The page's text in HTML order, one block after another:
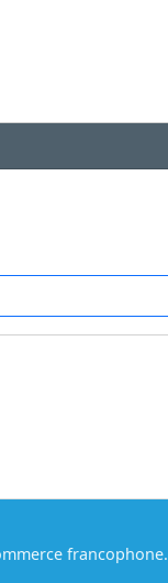
francophone.